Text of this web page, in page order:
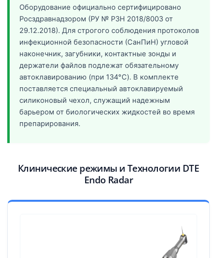
Оборудование официально сертифицировано
Росздравнадзором (РУ № РЗН 2018/8003 от
29.12.2018). Для строгого соблюдения протоколов
инфекционной безопасности (СанПиН) угловой
наконечник, загубники, контактные зонды и
держатели файлов подлежат обязательному
автоклавированию (при 134°C). В комплекте
поставляется специальный автоклавируемый
силиконовый чехол, служащий надежным
барьером от биологических жидкостей во время
препарирования.
Клинические режимы и Технологии DTE
Endo Radar